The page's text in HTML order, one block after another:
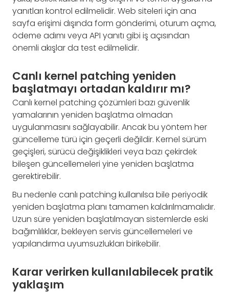
yanıtları kontrol edilmelidir. Web siteleri için ana
sayfa erişimi dışında form gönderimi, oturum açma,
ödeme adımı veya API yanıtı gibi iş açısından
önemli akışlar da test edilmelidir.
Canlı kernel patching yeniden
başlatmayı ortadan kaldırır mı?
Canlı kernel patching çözümleri bazı güvenlik
yamalarının yeniden başlatma olmadan
uygulanmasını sağlayabilir. Ancak bu yöntem her
güncelleme türü için geçerli değildir. Kernel sürüm
geçişleri, sürücü değişiklikleri veya bazı çekirdek
bileşen güncellemeleri yine yeniden başlatma
gerektirebilir.
Bu nedenle canlı patching kullanılsa bile periyodik
yeniden başlatma planı tamamen kaldırılmamalıdır.
Uzun süre yeniden başlatılmayan sistemlerde eski
bağımlılıklar, bekleyen servis güncellemeleri ve
yapılandırma uyumsuzlukları birikebilir.
Karar verirken kullanılabilecek pratik
yaklaşım